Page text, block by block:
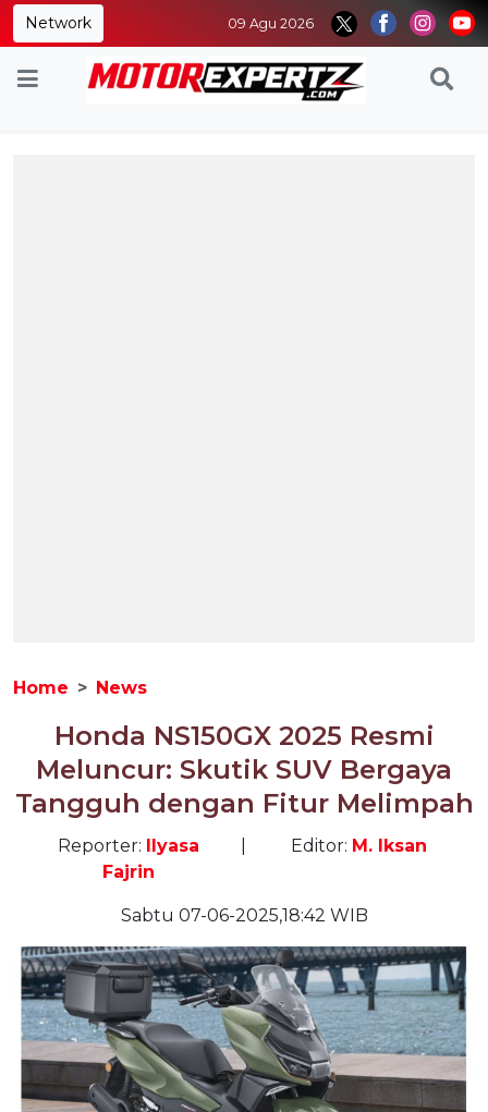
Network 09 Agu 2026
Home News
Honda NS150GX 2025 Resmi
Meluncur: Skutik SUV Bergaya
Tangguh dengan Fitur Melimpah
Reporter: Ilyasa
Fajrin
Editor: M. Iksan
Sabtu 07-06-2025,18:42 WIB